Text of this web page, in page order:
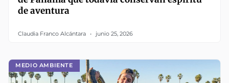
de aventura
Claudia Franco Alcántara junio 25, 2026
MEDIO AMBIENTE